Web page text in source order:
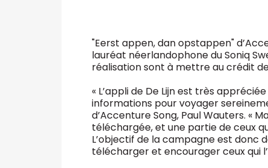
"Eerst appen, dan opstappen"
lauréat néerlandophone du Soniq
réalisation sont à mettre au crédit
« L’appli de De Lijn est très
informations pour voyager
d’Accenture Song, Paul Wauters. «
téléchargée, et une partie de ceux
L’objectif de la campagne est donc
télécharger et encourager ceux qui